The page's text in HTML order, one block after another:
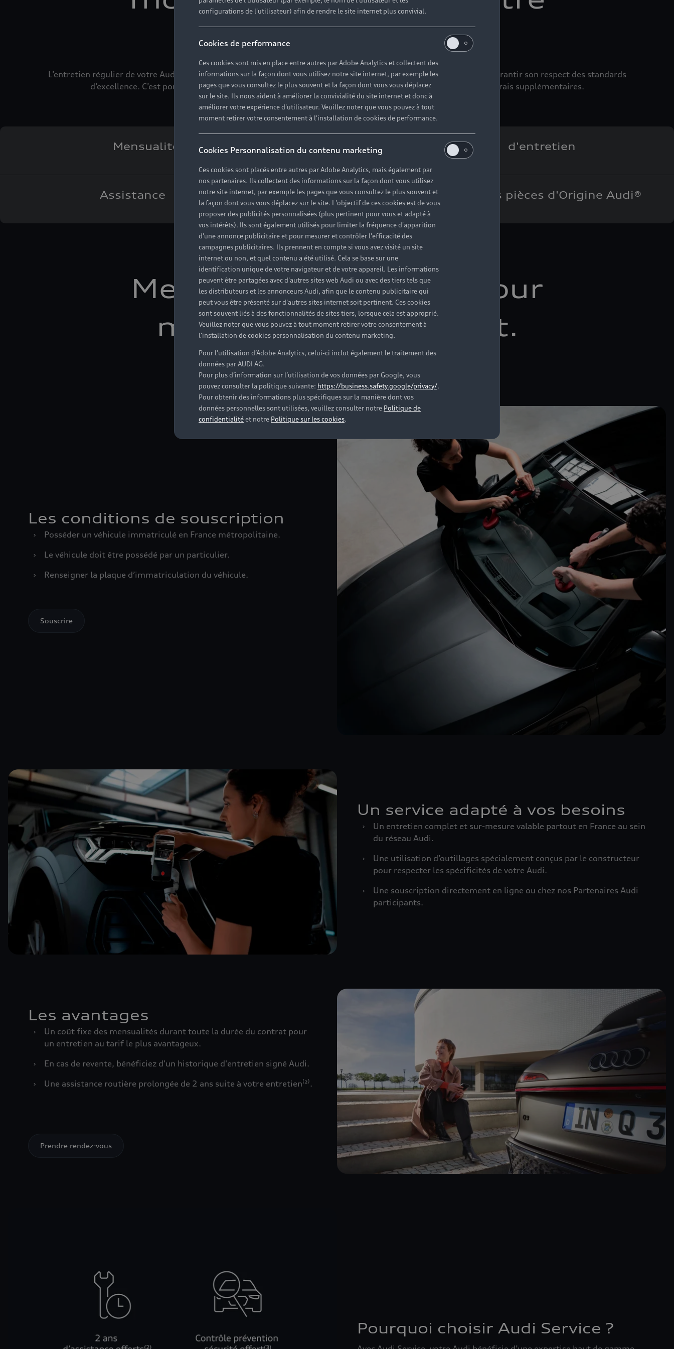
Audi
L’entretien régulier de votre Audi lui permet de maintenir un haut niveau de performance sur le long terme et de garantir son respect des standards
d’excellence. C’est pourquoi le contrat d’entretien Audi vous permet de le réaliser à tout moment sans frais supplémentaires.
Mensualités fixes Historique d'entretien
Assistance prolongée Garantie 2 ans sur les pièces d'Origine Audi®
Mensualisez vos frais pour
maîtriser votre budget.
Les conditions de souscription
›
Posséder un véhicule immatriculé en France métropolitaine.
›
Le véhicule doit être possédé par un particulier.
›
Renseigner la plaque d’immatriculation du véhicule.
Souscrire
Un service adapté à vos besoins
›
Un entretien complet et sur-mesure valable partout en France au sein
du réseau Audi.
›
Une utilisation d’outillages spécialement conçus par le constructeur
pour respecter les spécificités de votre Audi.
›
Une souscription directement en ligne ou chez nos Partenaires Audi
participants.
Les avantages
›
Un coût fixe des mensualités durant toute la durée du contrat pour
un entretien au tarif le plus avantageux.
›
En cas de revente, bénéficiez d'un historique d'entretien signé Audi.
›
Une assistance routière prolongée de 2 ans suite à votre entretien⁽²⁾.
Prendre rendez-vous
Pourquoi choisir Audi Service ?
configurations de l'utilisateur) afin de rendre le site internet plus convivial.
Cookies de performance
Ces cookies sont mis en place entre autres par Adobe Analytics et collectent des
informations sur la façon dont vous utilisez notre site internet, par exemple les
pages que vous consultez le plus souvent et la façon dont vous vous déplacez
sur le site. Ils nous aident à améliorer la convivialité du site internet et donc à
améliorer votre expérience d'utilisateur. Veuillez noter que vous pouvez à tout
moment retirer votre consentement à l'installation de cookies de performance.
Cookies Personnalisation du contenu marketing
Ces cookies sont placés entre autres par Adobe Analytics, mais également par
nos partenaires. Ils collectent des informations sur la façon dont vous utilisez
notre site internet, par exemple les pages que vous consultez le plus souvent et
la façon dont vous vous déplacez sur le site. L'objectif de ces cookies est de vous
proposer des publicités personnalisées (plus pertinent pour vous et adapté à
vos intérêts). Ils sont également utilisés pour limiter la fréquence d'apparition
d'une annonce publicitaire et pour mesurer et contrôler l'efficacité des
campagnes publicitaires. Ils prennent en compte si vous avez visité un site
internet ou non, et quel contenu a été utilisé. Cela se base sur une
identification unique de votre navigateur et de votre appareil. Les informations
peuvent être partagées avec d'autres sites web Audi ou avec des tiers tels que
les distributeurs et les annonceurs Audi, afin que le contenu publicitaire qui
peut vous être présenté sur d'autres sites internet soit pertinent. Ces cookies
sont souvent liés à des fonctionnalités de sites tiers, lorsque cela est approprié.
Veuillez noter que vous pouvez à tout moment retirer votre consentement à
l'installation de cookies personnalisation du contenu marketing.
Pour l’utilisation d’Adobe Analytics, celui-ci inclut également le traitement des
données par AUDI AG.
Pour plus d’information sur l’utilisation de vos données par Google, vous
pouvez consulter la politique suivante: https://business.safety.google/privacy/.
Pour obtenir des informations plus spécifiques sur la manière dont vos
données personnelles sont utilisées, veuillez consulter notre Politique de
confidentialitéet notre Politique sur les cookies.